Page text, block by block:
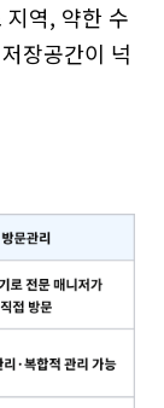
역, 약한 수
장공간이 넉